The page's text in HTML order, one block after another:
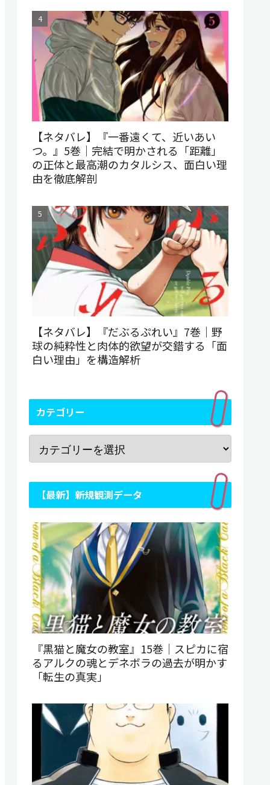
【ネタバレ】『一番遠くて、近いあい
つ。』5巻｜完結で明かされる「距離」
の正体と最高潮のカタルシス、面白い理
由を徹底解剖
【ネタバレ】『だぶるぷれい』7巻｜野
球の純粋性と肉体的欲望が交錯する「面
白い理由」を構造解析
カテゴリー
【最新】新規観測データ
『黒猫と魔女の教室』15巻｜スピカに宿
るアルクの魂とデネボラの過去が明かす
「転生の真実」